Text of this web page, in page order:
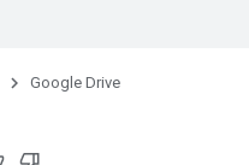
Google Drive